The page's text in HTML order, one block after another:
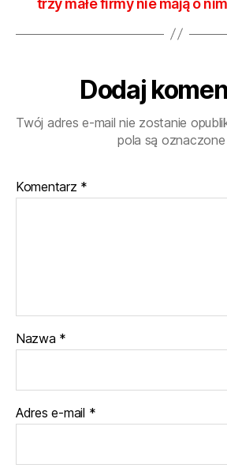
Dodaj
Twój adres e-mail nie zostanie
pola są oznaczone
Komentarz *
Nazwa *
Adres e-mail *